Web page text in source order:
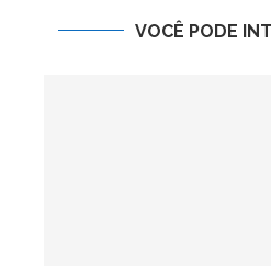
VOCÊ PODE